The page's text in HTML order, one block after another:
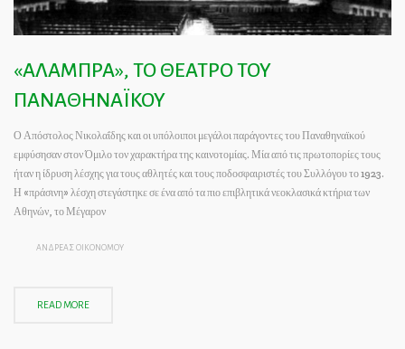
«ΑΛΑΜΠΡΑ», ΤΟ ΘΕΑΤΡΟ ΤΟΥ
ΠΑΝΑΘΗΝΑΪΚΟΥ
Ο Απόστολος Νικολαΐδης και οι υπόλοιποι μεγάλοι παράγοντες του Παναθηναϊκού
εμφύσησαν στον Όμιλο τον χαρακτήρα της καινοτομίας. Μία από τις πρωτοπορίες τους
ήταν η ίδρυση λέσχης για τους αθλητές και τους ποδοσφαιριστές του Συλλόγου το 1923.
Η «πράσινη» λέσχη στεγάστηκε σε ένα από τα πιο επιβλητικά νεοκλασικά κτήρια των
Αθηνών, το Μέγαρον
ΑΝΔΡΕΑΣ ΟΙΚΟΝΟΜΟΥ
READ MORE